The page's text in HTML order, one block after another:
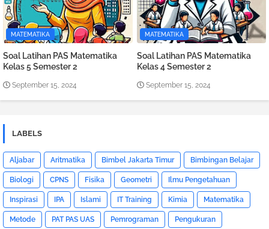
MATEMATIKA
Soal Latihan PAS Matematika
Kelas 5 Semester 2
September 15, 2024
MATEMATIKA
Soal Latihan PAS Matematika
Kelas 4 Semester 2
September 15, 2024
LABELS
Aljabar Aritmatika Bimbel Jakarta Timur Bimbingan Belajar
Biologi CPNS Fisika Geometri Ilmu Pengetahuan
Inspirasi IPA Islami IT Training Kimia Matematika
Metode PAT PAS UAS Pemrograman Pengukuran